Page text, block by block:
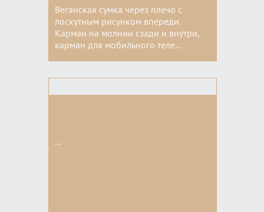
Веганская сумка через плечо с
лоскутным рисунком впереди.
Карман на молнии сзади и внутри,
карман для мобильного теле...
Цвета:
...